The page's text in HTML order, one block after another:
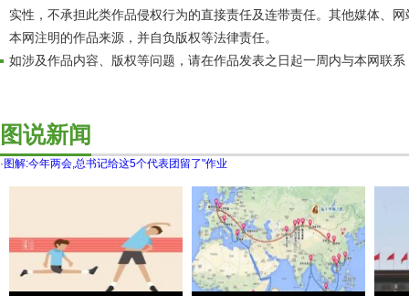
实性，不承担此类作品侵权行为的直接责任及连带责任。其他媒体、
本网注明的作品来源，并自负版权等法律责任。
如涉及作品内容、版权等问题，请在作品发表之日起一周内与本网联
图说新闻
· 图解:今年两会,总书记给这5个代表团留了"作业